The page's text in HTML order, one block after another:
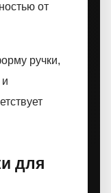
от
ручки,
для